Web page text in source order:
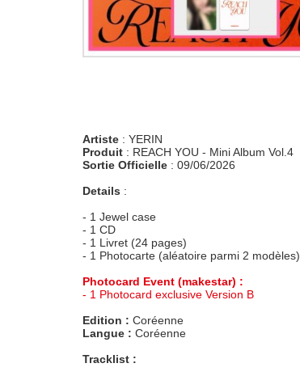
Artiste : YERIN
Produit : REACH YOU - Mini Album Vol.4
Sortie Officielle : 09/06/2026
Details :
- 1 Jewel case
- 1 CD
- 1 Livret (24 pages)
- 1 Photocarte (aléatoire parmi 2 modèles)
Photocard Event (makestar) :
- 1 Photocard exclusive Version B
Edition : Coréenne
Langue : Coréenne
Tracklist :